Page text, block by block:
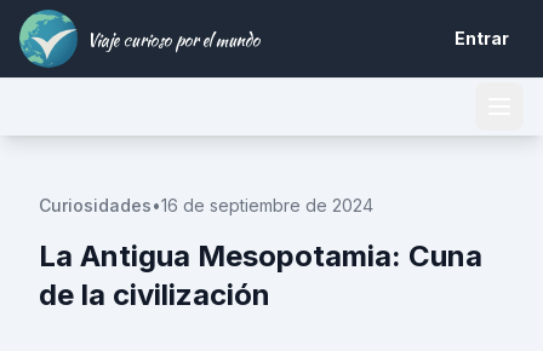
Viaje curioso por el mundo Entrar
Curiosidades•16 de septiembre de 2024
La Antigua Mesopotamia: Cuna
de la civilización